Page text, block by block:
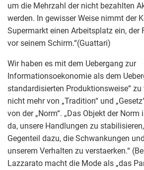
um die Mehrzahl der nicht bezahlten
werden. In gewisser Weise nimmt der
Supermarkt einen Arbeitsplatz ein, der
vor seinem Schirm.“(Guattari)
Wir haben es mit dem Uebergang zur
Informationsoekonomie als dem
standardisierten Produktionsweise“
nicht mehr von „Tradition“ und
von der „Norm“. „Das Objekt der
da, unsere Handlungen zu
Gegenteil dazu, die Schwankungen
unserem Verhalten zu verstaerken.“
Lazzarato macht die Mode als „das